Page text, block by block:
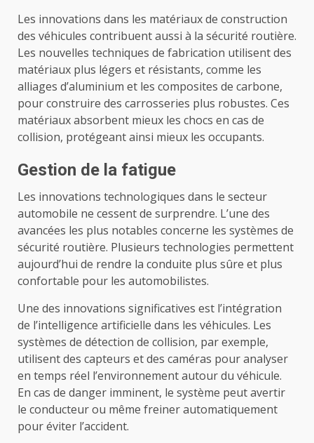
Les innovations dans les matériaux de construction
des véhicules contribuent aussi à la sécurité routière.
Les nouvelles techniques de fabrication utilisent des
matériaux plus légers et résistants, comme les
alliages d’aluminium et les composites de carbone,
pour construire des carrosseries plus robustes. Ces
matériaux absorbent mieux les chocs en cas de
collision, protégeant ainsi mieux les occupants.
Gestion de la fatigue
Les innovations technologiques dans le secteur
automobile ne cessent de surprendre. L’une des
avancées les plus notables concerne les systèmes de
sécurité routière. Plusieurs technologies permettent
aujourd’hui de rendre la conduite plus sûre et plus
confortable pour les automobilistes.
Une des innovations significatives est l’intégration
de l’intelligence artificielle dans les véhicules. Les
systèmes de détection de collision, par exemple,
utilisent des capteurs et des caméras pour analyser
en temps réel l’environnement autour du véhicule.
En cas de danger imminent, le système peut avertir
le conducteur ou même freiner automatiquement
pour éviter l’accident.